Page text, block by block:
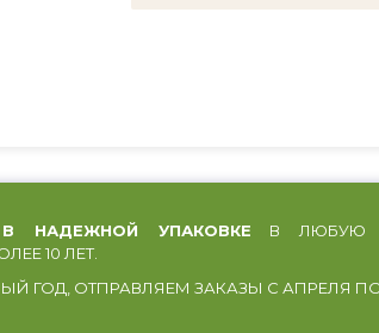
В НАДЕЖНОЙ УПАКОВКЕ В ЛЮБУЮ
10 ЛЕТ.
ГОД, ОТПРАВЛЯЕМ ЗАКАЗЫ С АПРЕЛЯ